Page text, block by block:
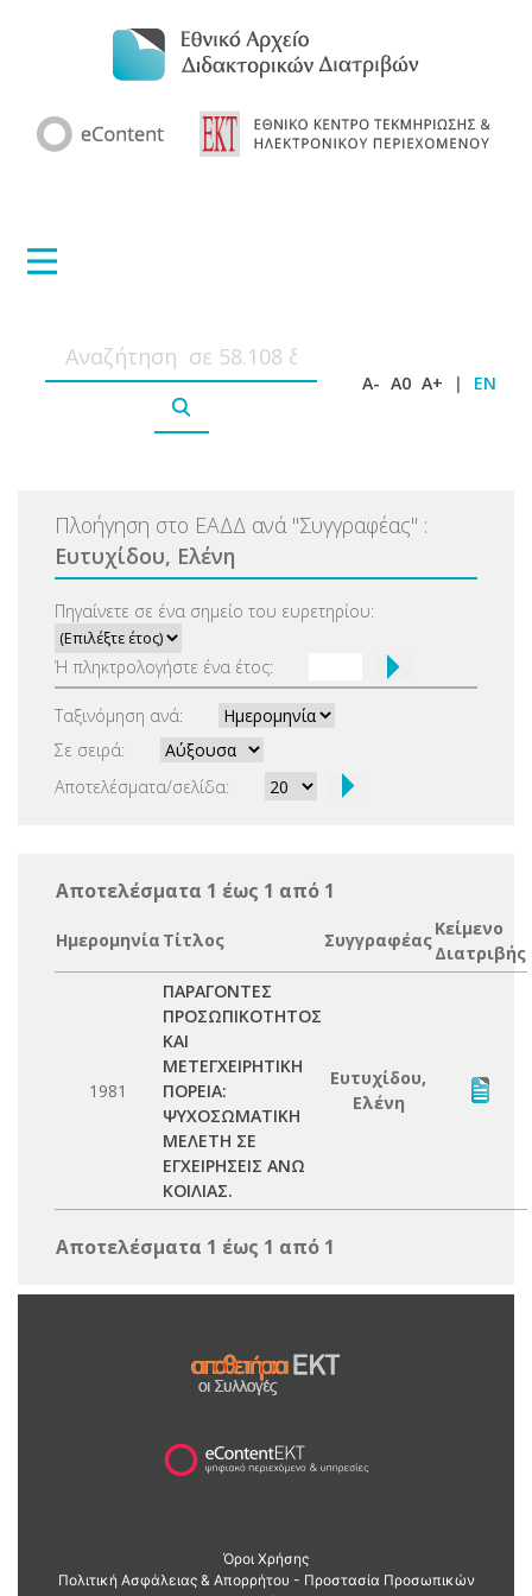
A- A0 A+ | EN
Πλοήγηση στο ΕΑΔΔ ανά "Συγγραφέας" :
Ευτυχίδου, Ελένη
Πηγαίνετε σε ένα σημείο του ευρετηρίου:
Ή πληκτρολογήστε ένα έτος:
Ταξινόμηση ανά:
Σε σειρά:
Αποτελέσματα/σελίδα:
Αποτελέσματα 1 έως 1 από 1
Ημερομηνία Τίτλος Συγγραφέας
Κείμενο
Διατριβής
1981
ΠΑΡΑΓΟΝΤΕΣ
ΠΡΟΣΩΠΙΚΟΤΗΤΟΣ
ΚΑΙ
ΜΕΤΕΓΧΕΙΡΗΤΙΚΗ
ΠΟΡΕΙΑ:
ΨΥΧΟΣΩΜΑΤΙΚΗ
ΜΕΛΕΤΗ ΣΕ
ΕΓΧΕΙΡΗΣΕΙΣ ΑΝΩ
ΚΟΙΛΙΑΣ.
Ευτυχίδου,
Ελένη
Αποτελέσματα 1 έως 1 από 1